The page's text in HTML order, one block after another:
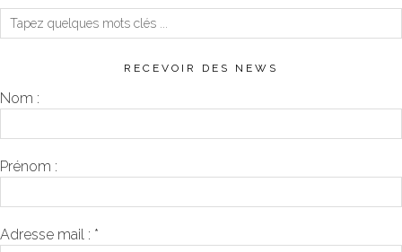
RECEVOIR DES NEWS
Nom :
Prénom :
Adresse mail : *